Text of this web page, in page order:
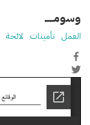
وسومـــــ
العمل تأمينات لائحة